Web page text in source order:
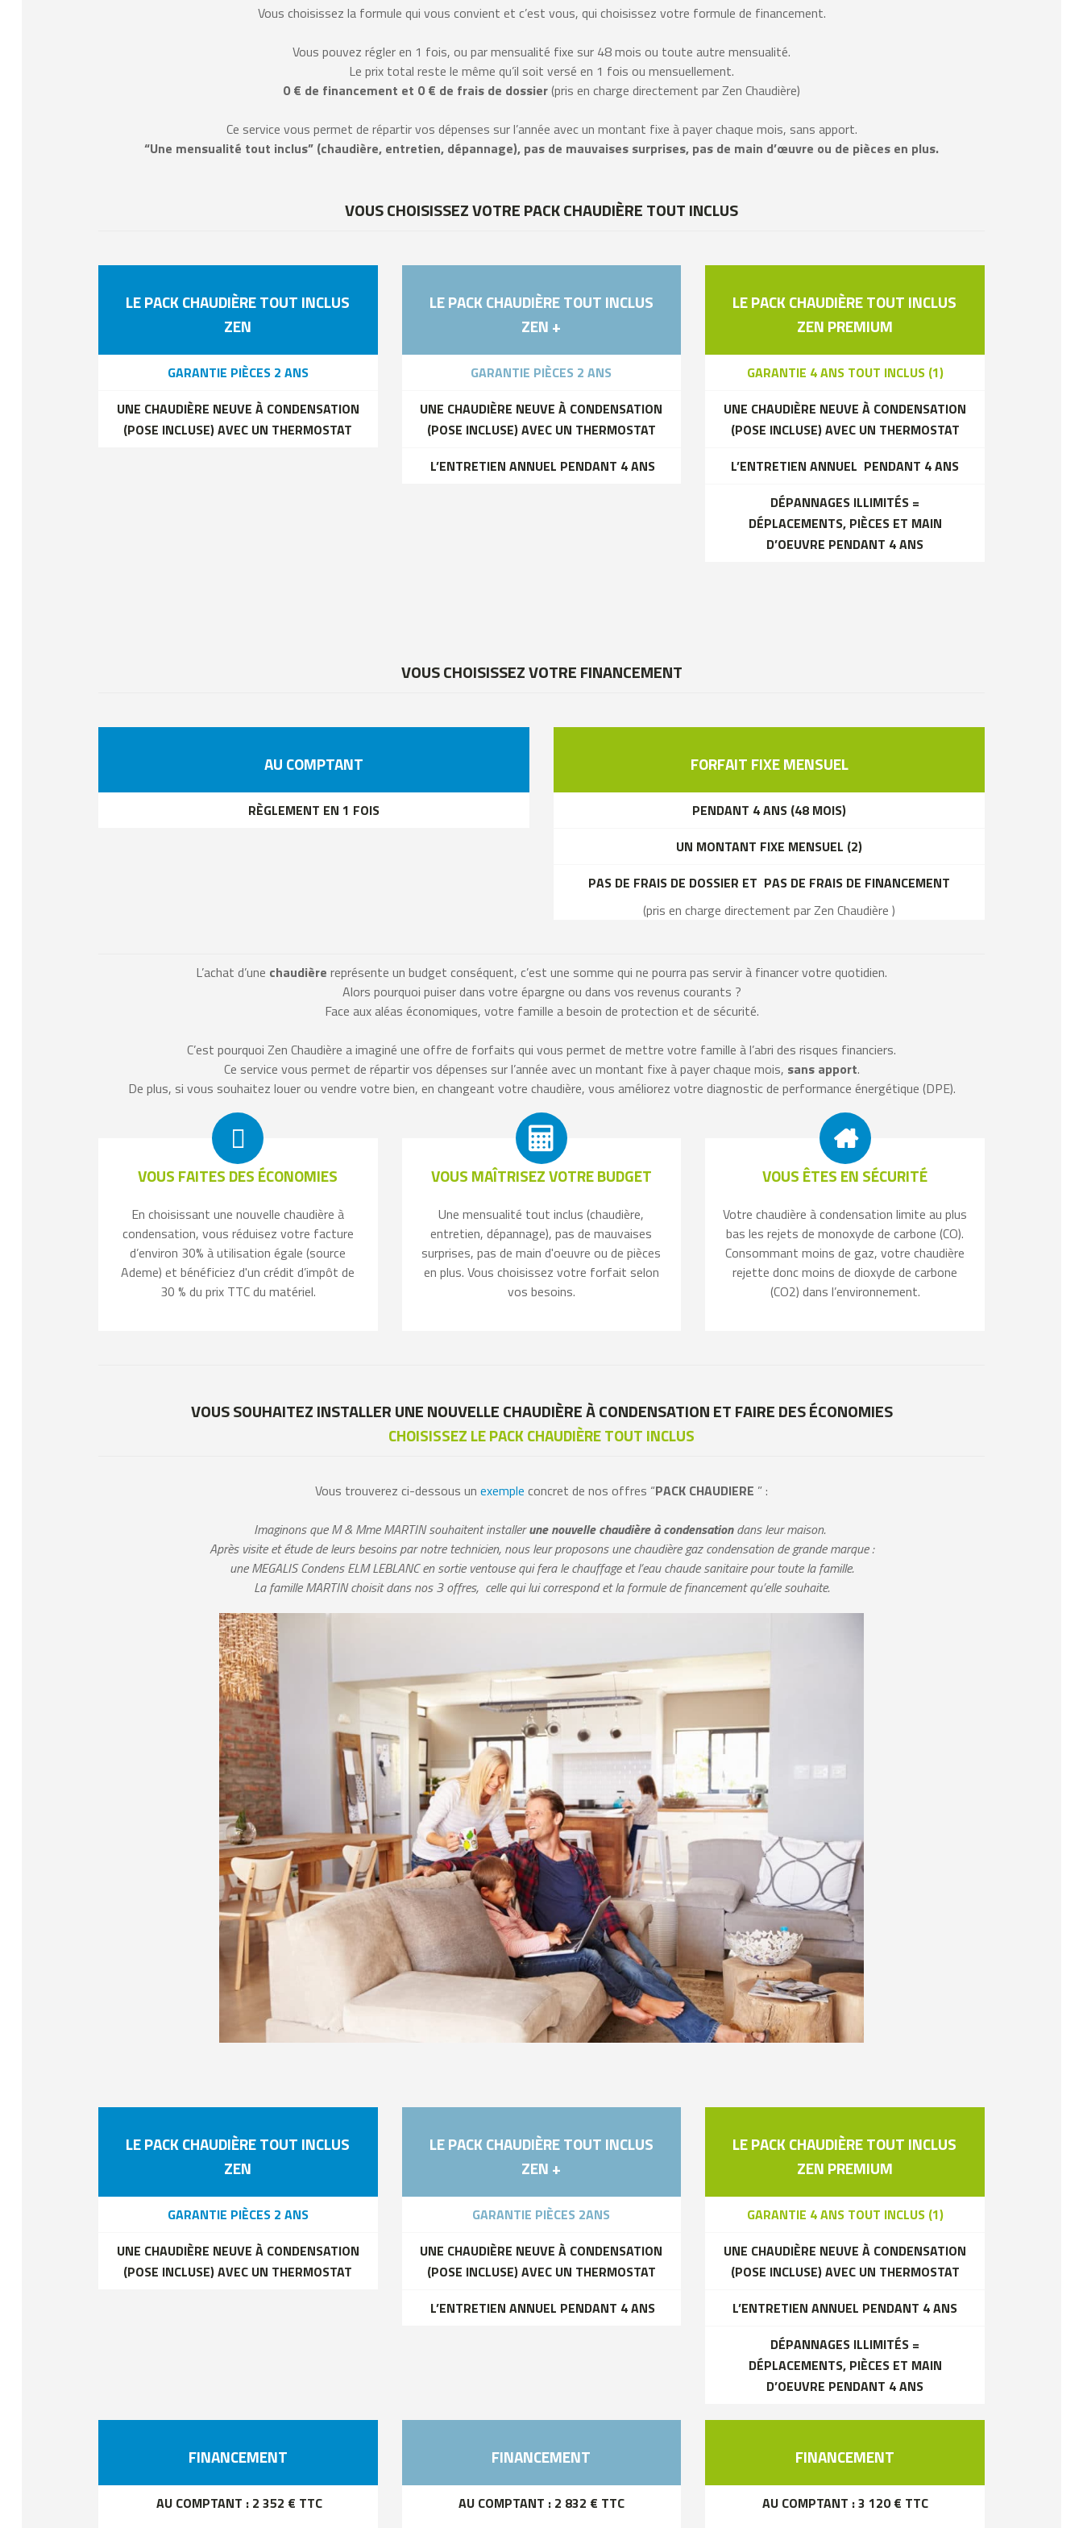
Vous choisissez la formule qui vous convient et c’est vous, qui choisissez votre formule de financement.
Vous pouvez régler en 1 fois, ou par mensualité fixe sur 48 mois ou toute autre mensualité.
Le prix total reste le même qu’il soit versé en 1 fois ou mensuellement.
0 € de financement et 0 € de frais de dossier(pris en charge directement par Zen Chaudière)
Ce service vous permet de répartir vos dépenses sur l’année avec un montant fixe à payer chaque mois, sans apport.
“Une mensualité tout inclus” (chaudière, entretien, dépannage), pas de mauvaises surprises, pas de main d’œuvre ou de pièces en plus.
VOUS CHOISISSEZ VOTRE PACK CHAUDIÈRE TOUT INCLUS
LE PACK CHAUDIÈRE TOUT INCLUS
ZEN
GARANTIE PIÈCES 2 ANS
UNE CHAUDIÈRE NEUVE À CONDENSATION
(POSE INCLUSE) AVEC UN THERMOSTAT
LE PACK CHAUDIÈRE TOUT INCLUS
ZEN +
GARANTIE PIÈCES 2 ANS
UNE CHAUDIÈRE NEUVE À CONDENSATION
(POSE INCLUSE) AVEC UN THERMOSTAT
L’ENTRETIEN ANNUEL PENDANT 4 ANS
LE PACK CHAUDIÈRE TOUT INCLUS
ZEN PREMIUM
GARANTIE 4 ANS TOUT INCLUS (1)
UNE CHAUDIÈRE NEUVE À CONDENSATION
(POSE INCLUSE) AVEC UN THERMOSTAT
L’ENTRETIEN ANNUEL PENDANT 4 ANS
DÉPANNAGES ILLIMITÉS =
DÉPLACEMENTS, PIÈCES ET MAIN
D’OEUVRE PENDANT 4 ANS
VOUS CHOISISSEZ VOTRE FINANCEMENT
AU COMPTANT
RÈGLEMENT EN 1 FOIS
FORFAIT FIXE MENSUEL
PENDANT 4 ANS (48 MOIS)
UN MONTANT FIXE MENSUEL (2)
PAS DE FRAIS DE DOSSIER ET PAS DE FRAIS DE FINANCEMENT
(pris en charge directement par Zen Chaudière )
L’achat d’une chaudière représente un budget conséquent, c’est une somme qui ne pourra pas servir à financer votre quotidien.
Alors pourquoi puiser dans votre épargne ou dans vos revenus courants ?
Face aux aléas économiques, votre famille a besoin de protection et de sécurité.
C’est pourquoi Zen Chaudière a imaginé une offre de forfaits qui vous permet de mettre votre famille à l’abri des risques financiers.
Ce service vous permet de répartir vos dépenses sur l’année avec un montant fixe à payer chaque mois, sans apport.
De plus, si vous souhaitez louer ou vendre votre bien, en changeant votre chaudière, vous améliorez votre diagnostic de performance énergétique (DPE).
VOUS FAITES DES ÉCONOMIES
En choisissant une nouvelle chaudière à
condensation, vous réduisez votre facture
d’environ 30% à utilisation égale (source
Ademe) et bénéficiez d'un crédit d’impôt de
30 % du prix TTC du matériel.
VOUS MAÎTRISEZ VOTRE BUDGET
Une mensualité tout inclus (chaudière,
entretien, dépannage), pas de mauvaises
surprises, pas de main d'oeuvre ou de pièces
en plus. Vous choisissez votre forfait selon
vos besoins.
VOUS ÊTES EN SÉCURITÉ
Votre chaudière à condensation limite au plus
bas les rejets de monoxyde de carbone (CO).
Consommant moins de gaz, votre chaudière
rejette donc moins de dioxyde de carbone
(CO2) dans l’environnement.
VOUS SOUHAITEZ INSTALLER UNE NOUVELLE CHAUDIÈRE À CONDENSATION ET FAIRE DES ÉCONOMIES
CHOISISSEZ LE PACK CHAUDIÈRE TOUT INCLUS
Vous trouverez ci-dessous un exemple concret de nos offres “PACK CHAUDIERE ” :
Imaginons que M & Mme MARTIN souhaitent installerune nouvelle chaudière à condensationdans leur maison.
Après visite et étude de leurs besoins par notre technicien, nous leur proposons une chaudière gaz condensation de grande marque :
une MEGALIS Condens ELM LEBLANC en sortie ventouse qui fera le chauffage et l’eau chaude sanitaire pour toute la famille.
La famille MARTIN choisit dans nos 3 offres, celle qui lui correspond et la formule de financement qu’elle souhaite.
LE PACK CHAUDIÈRE TOUT INCLUS
ZEN
GARANTIE PIÈCES 2 ANS
UNE CHAUDIÈRE NEUVE À CONDENSATION
(POSE INCLUSE) AVEC UN THERMOSTAT
LE PACK CHAUDIÈRE TOUT INCLUS
ZEN +
GARANTIE PIÈCES 2ANS
UNE CHAUDIÈRE NEUVE À CONDENSATION
(POSE INCLUSE) AVEC UN THERMOSTAT
L’ENTRETIEN ANNUEL PENDANT 4 ANS
LE PACK CHAUDIÈRE TOUT INCLUS
ZEN PREMIUM
GARANTIE 4 ANS TOUT INCLUS (1)
UNE CHAUDIÈRE NEUVE À CONDENSATION
(POSE INCLUSE) AVEC UN THERMOSTAT
L’ENTRETIEN ANNUEL PENDANT 4 ANS
DÉPANNAGES ILLIMITÉS =
DÉPLACEMENTS, PIÈCES ET MAIN
D’OEUVRE PENDANT 4 ANS
FINANCEMENT
AU COMPTANT : 2 352 € TTC
FINANCEMENT
AU COMPTANT : 2 832 € TTC
FINANCEMENT
AU COMPTANT : 3 120 € TTC